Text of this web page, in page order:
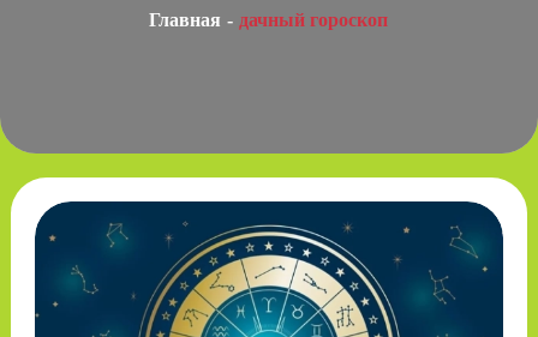
Главная дачный гороскоп